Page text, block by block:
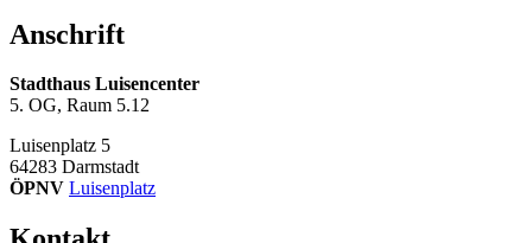
Anschrift
Stadthaus Luisencenter
5. OG, Raum 5.12
Luisenplatz 5
64283 Darmstadt
ÖPNV Luisenplatz